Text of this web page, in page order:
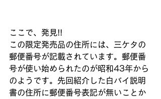
ここで、発見!!
この限定発売品の住所には、三ケタの
郵便番号が記載されています。郵便番
号が使い始められたのが昭和43年から
のようです。先回紹介した白バイ説明
書の住所に郵便番号表記が無いことか